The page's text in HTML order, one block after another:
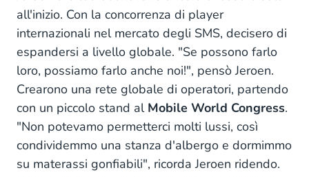
all'inizio. Con la concorrenza di player
internazionali nel mercato degli SMS, decisero di
espandersi a livello globale. "Se possono farlo
loro, possiamo farlo anche noi!", pensò Jeroen.
Crearono una rete globale di operatori, partendo
con un piccolo stand al Mobile World Congress.
"Non potevamo permetterci molti lussi, così
condividemmo una stanza d'albergo e dormimmo
su materassi gonfiabili", ricorda Jeroen ridendo.